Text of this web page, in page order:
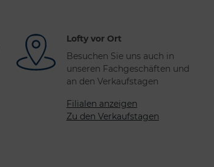
Lofty vor Ort
Besuchen Sie uns auch in
unseren Fachgeschäften und
an den Verkaufstagen
Filialen anzeigen
Zu den Verkaufstagen